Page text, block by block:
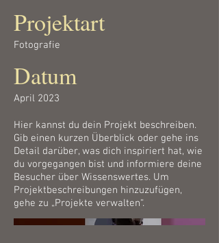
Projektart
Fotografie
Datum
April 2023
Hier kannst du dein Projekt beschreiben.
Gib einen kurzen Überblick oder gehe ins
Detail darüber, was dich inspiriert hat, wie
du vorgegangen bist und informiere deine
Besucher über Wissenswertes. Um
Projektbeschreibungen hinzuzufügen,
gehe zu „Projekte verwalten“.